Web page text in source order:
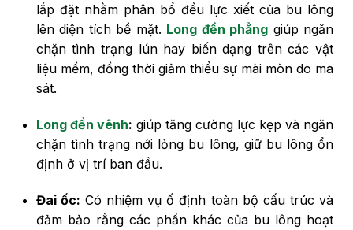
lắp đặt nhằm phân bổ đều lực xiết của bu lông
lên diện tích bề mặt. Long đền phẳng giúp ngăn
chặn tình trạng lún hay biến dạng trên các vật
liệu mềm, đồng thời giảm thiểu sự mài mòn do ma
sát.
Long đền vênh: giúp tăng cường lực kẹp và ngăn
chặn tình trạng nới lỏng bu lông, giữ bu lông ổn
định ở vị trí ban đầu.
Đai ốc: Có nhiệm vụ ố định toàn bộ cấu trúc và
đảm bảo rằng các phần khác của bu lông hoạt